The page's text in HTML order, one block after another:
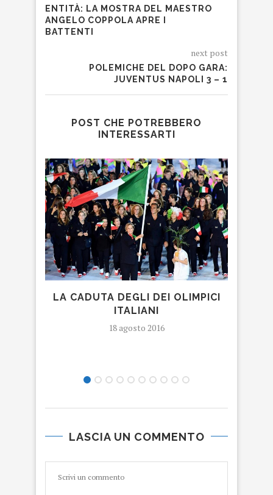
ENTITÀ: LA MOSTRA DEL MAESTRO
ANGELO COPPOLA APRE I
BATTENTI
next post
POLEMICHE DEL DOPO GARA:
JUVENTUS NAPOLI 3 – 1
POST CHE POTREBBERO
INTERESSARTI
LA CADUTA DEGLI DEI OLIMPICI
ITALIANI
18 agosto 2016
LASCIA UN COMMENTO